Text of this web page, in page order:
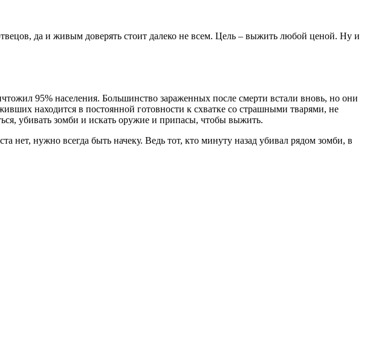
да и живым доверять стоит далеко не всем. Цель – выжить любой ценой. Ну и
95% населения. Большинство зараженных после смерти встали вновь, но они
находится в постоянной готовности к схватке со страшными тварями, не
убивать зомби и искать оружие и припасы, чтобы выжить.
нужно всегда быть начеку. Ведь тот, кто минуту назад убивал рядом зомби, в